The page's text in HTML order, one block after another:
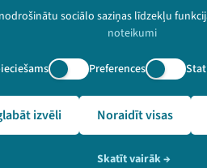
sociālo saziņas līdzekļu
noteikumi
Preferences
izvēli Noraidīt visas
Skatīt vairāk→
video-arhivs/